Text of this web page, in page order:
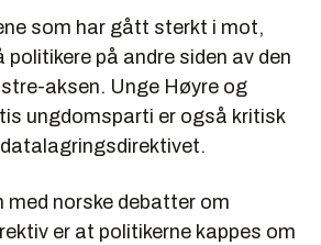
som har gått sterkt i mot,
politikere på andre siden av den
aksen. Unge Høyre og
ungdomsparti er også kritisk
med norske debatter om
er at politikerne kappes om